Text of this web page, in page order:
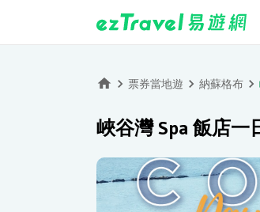
票券當地遊 納蘇格布
峽谷灣 Spa 飯店一